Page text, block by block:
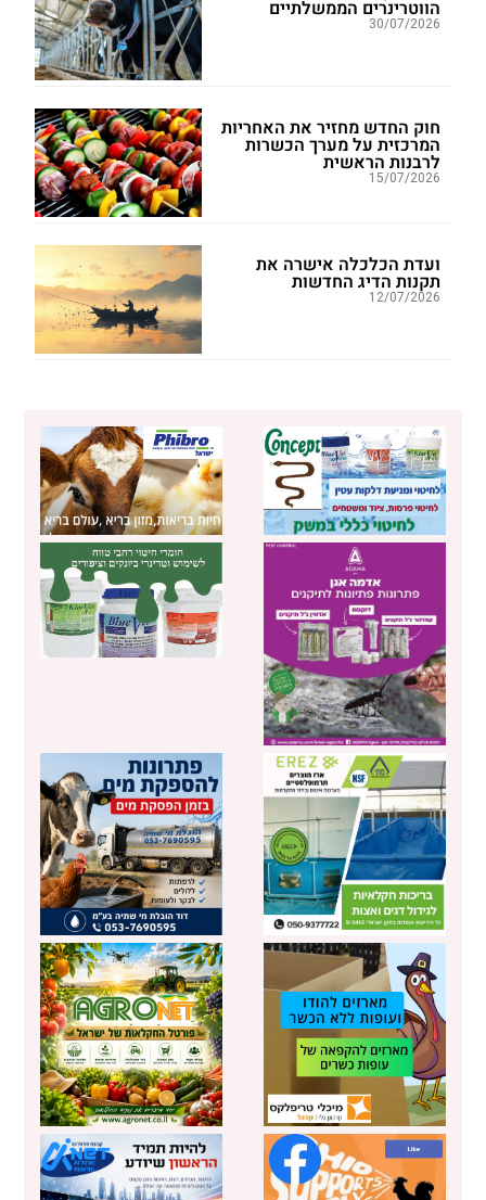
הווטרינרים הממשלתיים
30/07/2026
חוק החדש מחזיר את האחריות
המרכזית על מערך הכשרות
לרבנות הראשית
15/07/2026
ועדת הכלכלה אישרה את
תקנות הדיג החדשות
12/07/2026